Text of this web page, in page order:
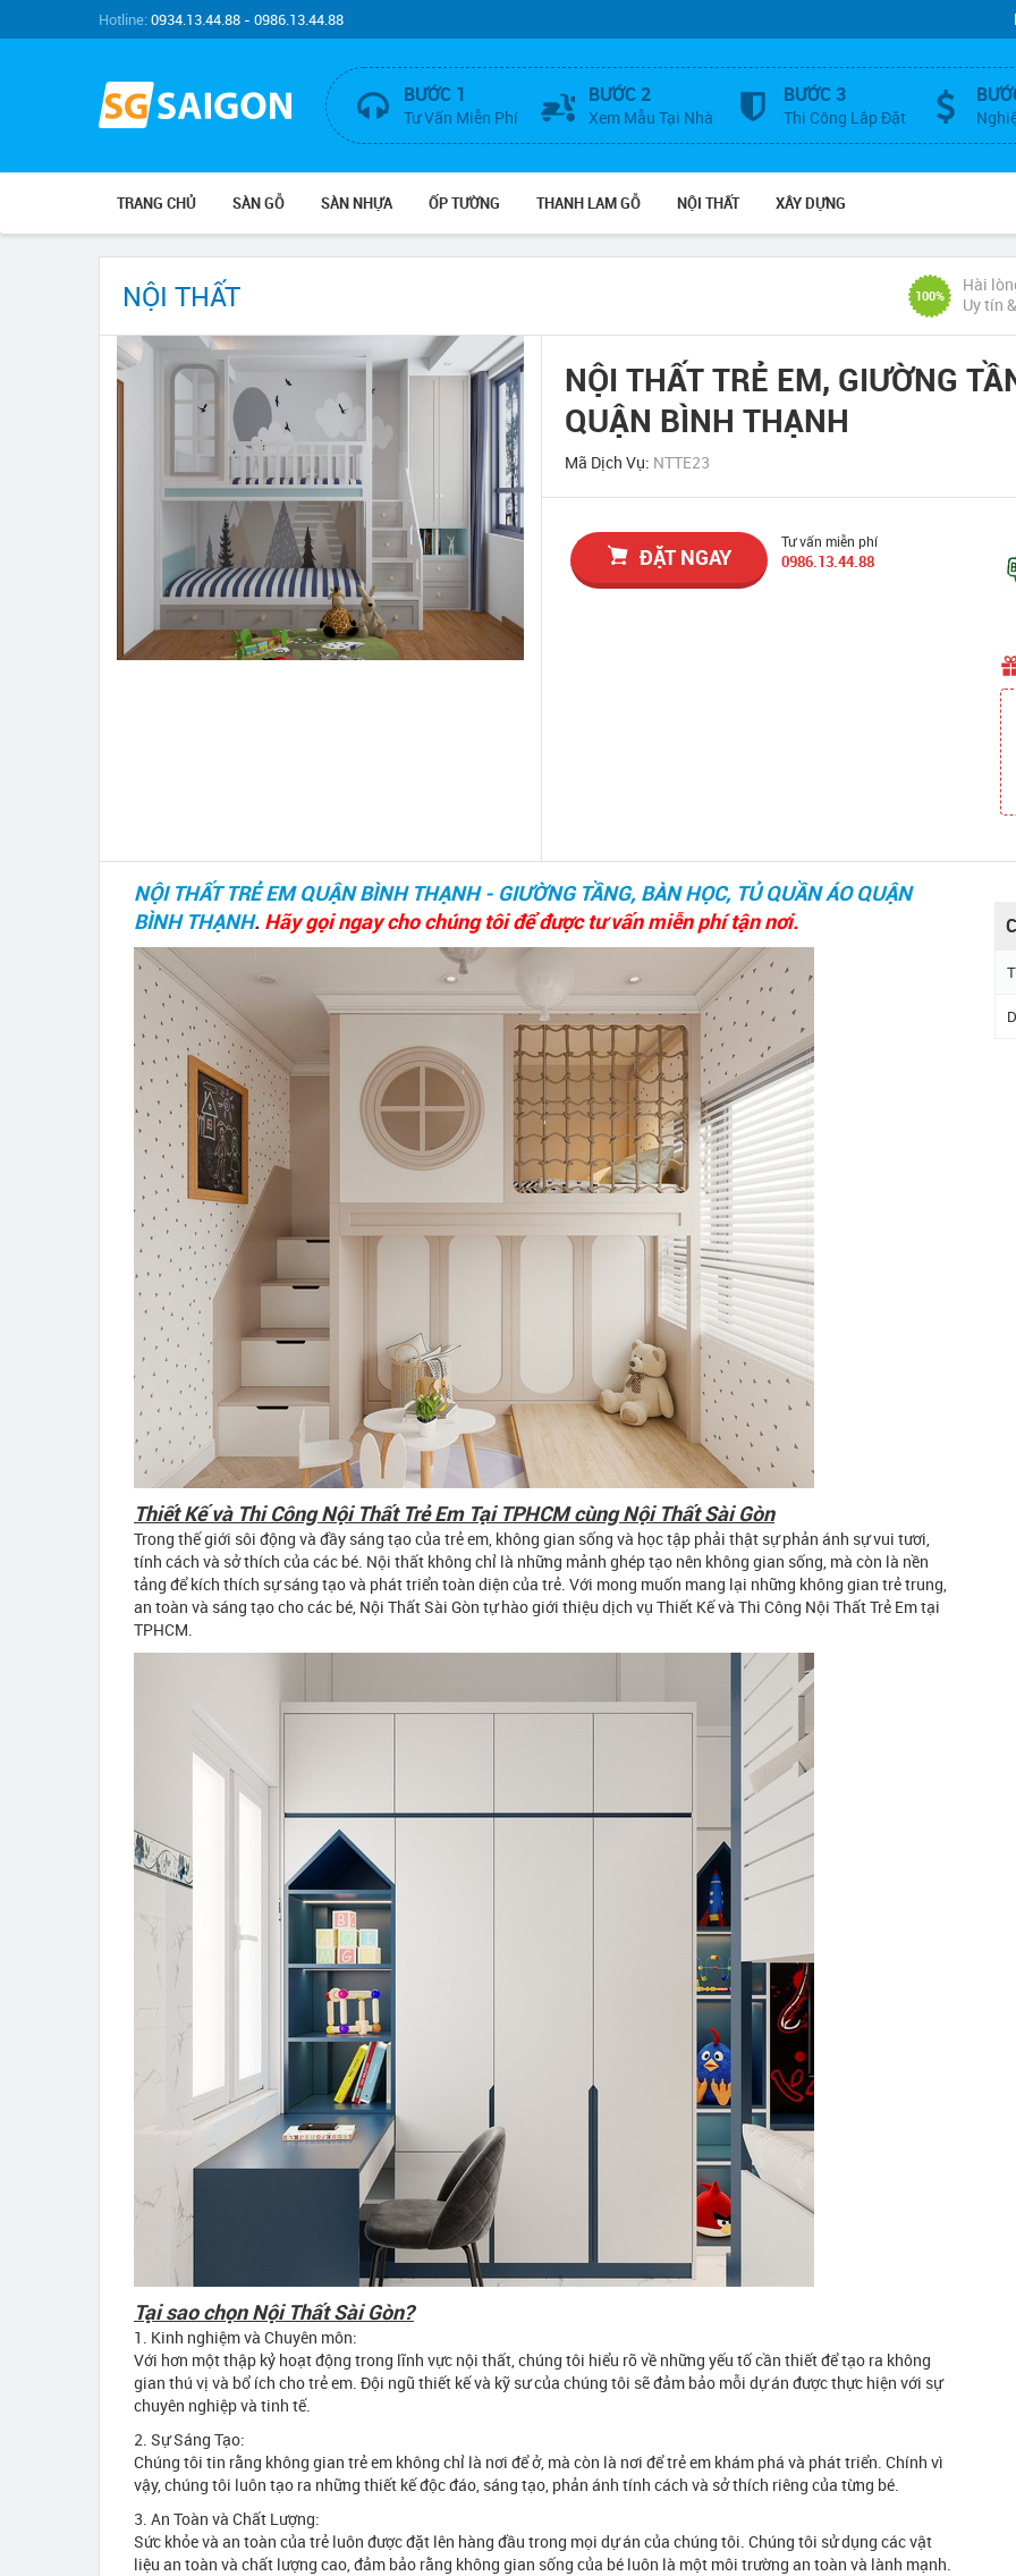
Hotline:0934.13.44.88 - 0986.13.44.88
BƯỚC 1
Tư Vấn Miễn Phí
BƯỚC 2
Xem Mẫu Tại Nhà
BƯỚC 3
Thi Công Lắp Đặt
TRANG CHỦ SÀN GỖ SÀN NHỰA ỐP TƯỜNG THANH LAM GỖ NỘI THẤT XÂY DỰNG
NỘI THẤT 100%
Hài
Uy tín
NỘI THẤT TRẺ EM, GIƯỜNG
QUẬN BÌNH THẠNH
Mã Dịch Vụ: NTTE23
ĐẶT NGAY
Tư vấn miễn phí
0986.13.44.88
NỘI THẤT TRẺ EM QUẬN BÌNH THẠNH - GIƯỜNG TẦNG, BÀN HỌC, TỦ QUẦN ÁO QUẬN
BÌNH THẠNH. Hãy gọi ngay cho chúng tôi để được tư vấn miễn phí tận nơi.
Thiết Kế và Thi Công Nội Thất Trẻ Em Tại TPHCM cùng Nội Thất Sài Gòn
Trong thế giới sôi động và đầy sáng tạo của trẻ em, không gian sống và học tập phải thật sự phản ánh sự vui tươi,
tính cách và sở thích của các bé. Nội thất không chỉ là những mảnh ghép tạo nên không gian sống, mà còn là nền
tảng để kích thích sự sáng tạo và phát triển toàn diện của trẻ. Với mong muốn mang lại những không gian trẻ trung,
an toàn và sáng tạo cho các bé, Nội Thất Sài Gòn tự hào giới thiệu dịch vụ Thiết Kế và Thi Công Nội Thất Trẻ Em tại
TPHCM.
Tại sao chọn Nội Thất Sài Gòn?
1. Kinh nghiệm và Chuyên môn:
Với hơn một thập kỷ hoạt động trong lĩnh vực nội thất, chúng tôi hiểu rõ về những yếu tố cần thiết để tạo ra không
gian thú vị và bổ ích cho trẻ em. Đội ngũ thiết kế và kỹ sư của chúng tôi sẽ đảm bảo mỗi dự án được thực hiện với sự
chuyên nghiệp và tinh tế.
2. Sự Sáng Tạo:
Chúng tôi tin rằng không gian trẻ em không chỉ là nơi để ở, mà còn là nơi để trẻ em khám phá và phát triển. Chính vì
vậy, chúng tôi luôn tạo ra những thiết kế độc đáo, sáng tạo, phản ánh tính cách và sở thích riêng của từng bé.
3. An Toàn và Chất Lượng:
Sức khỏe và an toàn của trẻ luôn được đặt lên hàng đầu trong mọi dự án của chúng tôi. Chúng tôi sử dụng các vật
liệu an toàn và chất lượng cao, đảm bảo rằng không gian sống của bé luôn là một môi trường an toàn và lành mạnh.